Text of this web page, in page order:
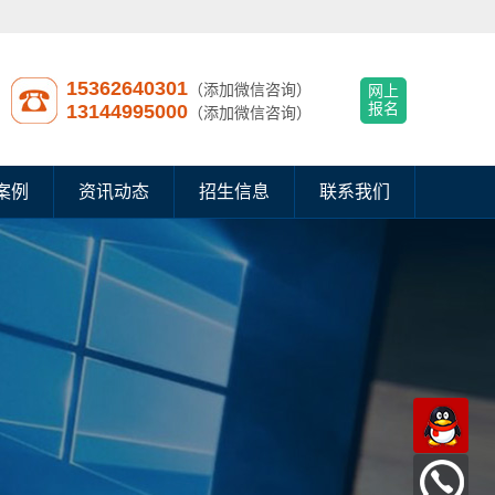
15362640301 （添加微信咨询）
13144995000 （添加微信咨询）
网上
报名
例 资讯动态 招生信息 联系我们